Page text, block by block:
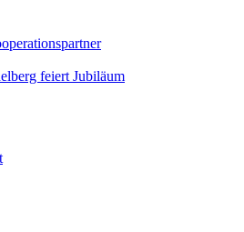
feiert Jubiläum